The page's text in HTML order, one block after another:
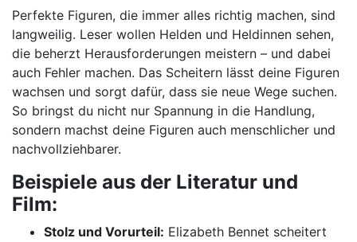
Perfekte Figuren, die immer alles richtig machen, sind
langweilig. Leser wollen Helden und Heldinnen sehen,
die beherzt Herausforderungen meistern – und dabei
auch Fehler machen. Das Scheitern lässt deine Figuren
wachsen und sorgt dafür, dass sie neue Wege suchen.
So bringst du nicht nur Spannung in die Handlung,
sondern machst deine Figuren auch menschlicher und
nachvollziehbarer.
Beispiele aus der Literatur und
Film:
Stolz und Vorurteil: Elizabeth Bennet scheitert